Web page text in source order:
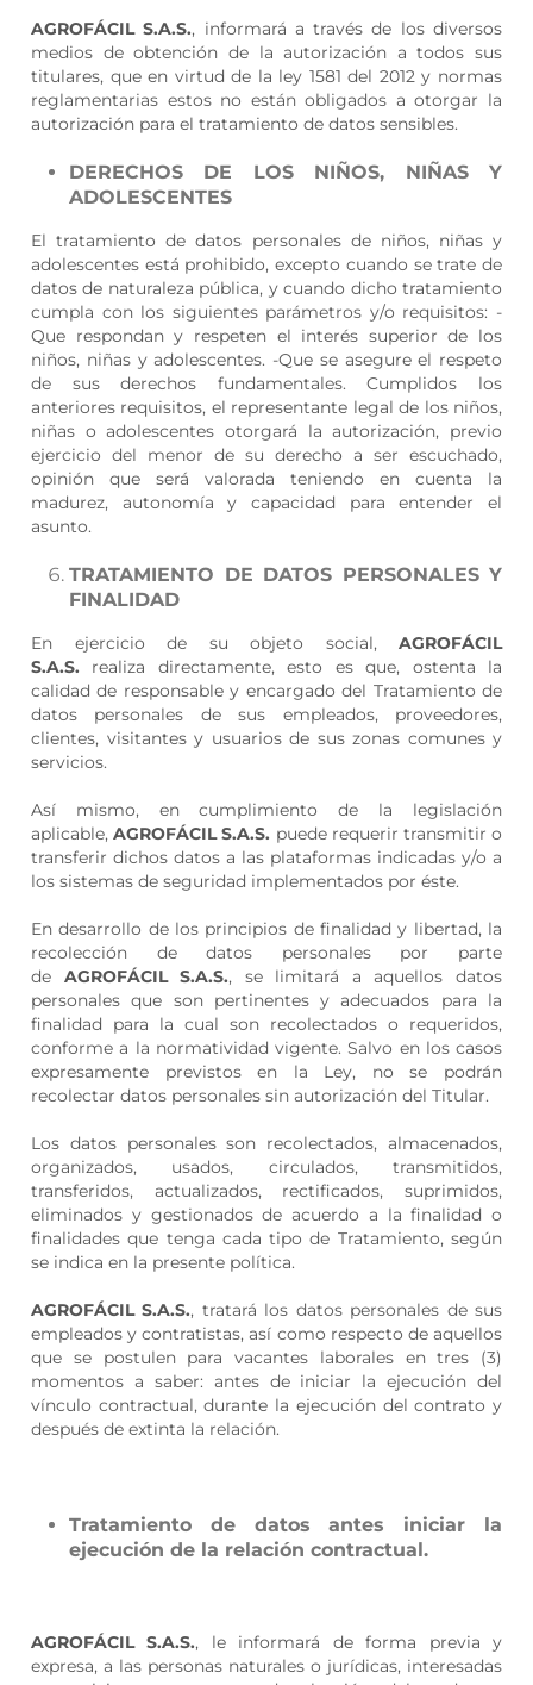
AGROFÁCIL S.A.S., informará a través de los diversos
medios de obtención de la autorización a todos sus
titulares, que en virtud de la ley 1581 del 2012 y normas
reglamentarias estos no están obligados a otorgar la
autorización para el tratamiento de datos sensibles.
DERECHOS DE LOS NIÑOS, NIÑAS Y
ADOLESCENTES
El tratamiento de datos personales de niños, niñas y
adolescentes está prohibido, excepto cuando se trate de
datos de naturaleza pública, y cuando dicho tratamiento
cumpla con los siguientes parámetros y/o requisitos: -
Que respondan y respeten el interés superior de los
niños, niñas y adolescentes. -Que se asegure el respeto
de sus derechos fundamentales. Cumplidos los
anteriores requisitos, el representante legal de los niños,
niñas o adolescentes otorgará la autorización, previo
ejercicio del menor de su derecho a ser escuchado,
opinión que será valorada teniendo en cuenta la
madurez, autonomía y capacidad para entender el
asunto.
TRATAMIENTO DE DATOS PERSONALES Y
FINALIDAD
En ejercicio de su objeto social, AGROFÁCIL
S.A.S. realiza directamente, esto es que, ostenta la
calidad de responsable y encargado del Tratamiento de
datos personales de sus empleados, proveedores,
clientes, visitantes y usuarios de sus zonas comunes y
servicios.
Así mismo, en cumplimiento de la legislación
aplicable,AGROFÁCIL S.A.S. puede requerir transmitir o
transferir dichos datos a las plataformas indicadas y/o a
los sistemas de seguridad implementados por éste.
En desarrollo de los principios de finalidad y libertad, la
recolección de datos personales por parte
de AGROFÁCIL S.A.S., se limitará a aquellos datos
personales que son pertinentes y adecuados para la
finalidad para la cual son recolectados o requeridos,
conforme a la normatividad vigente. Salvo en los casos
expresamente previstos en la Ley, no se podrán
recolectar datos personales sin autorización del Titular.
Los datos personales son recolectados, almacenados,
organizados, usados, circulados, transmitidos,
transferidos, actualizados, rectificados, suprimidos,
eliminados y gestionados de acuerdo a la finalidad o
finalidades que tenga cada tipo de Tratamiento, según
se indica en la presente política.
AGROFÁCIL S.A.S., tratará los datos personales de sus
empleados y contratistas, así como respecto de aquellos
que se postulen para vacantes laborales en tres (3)
momentos a saber: antes de iniciar la ejecución del
vínculo contractual, durante la ejecución del contrato y
después de extinta la relación.
Tratamiento de datos antes iniciar la
ejecución de la relación contractual.
AGROFÁCIL S.A.S., le informará de forma previa y
expresa, a las personas naturales o jurídicas, interesadas